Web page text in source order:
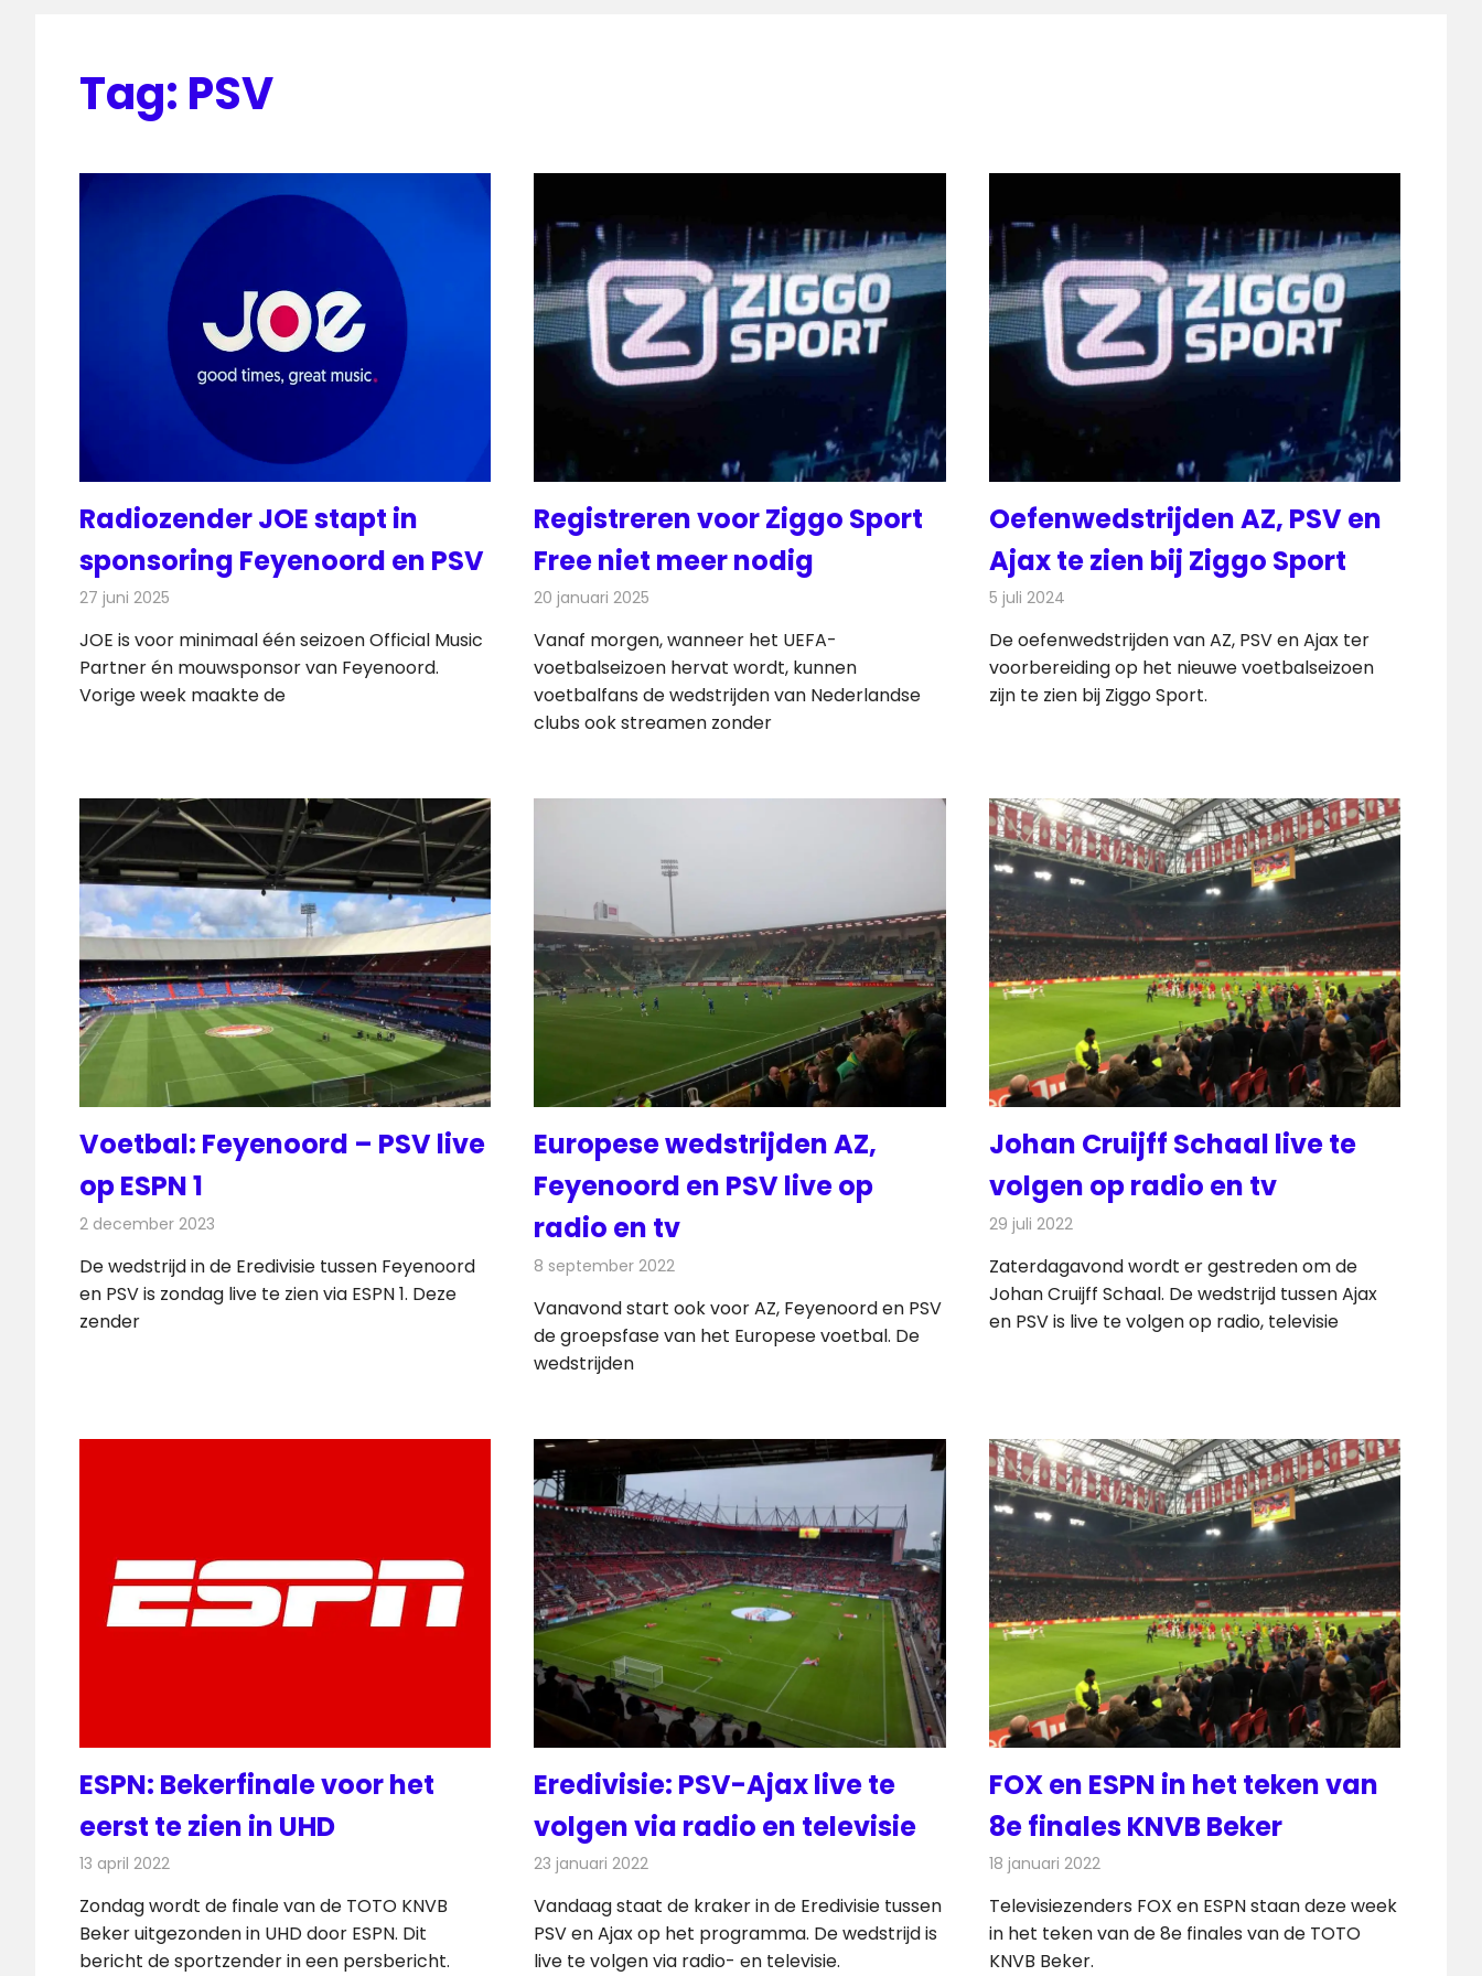
Tag: PSV
Radiozender JOE stapt in
sponsoring Feyenoord en PSV
27 juni 2025
JOE is voor minimaal één seizoen Official Music
Partner én mouwsponsor van Feyenoord.
Vorige week maakte de
Registreren voor Ziggo Sport
Free niet meer nodig
20 januari 2025
Vanaf morgen, wanneer het UEFA-
voetbalseizoen hervat wordt, kunnen
voetbalfans de wedstrijden van Nederlandse
clubs ook streamen zonder
Oefenwedstrijden AZ, PSV en
Ajax te zien bij Ziggo Sport
5 juli 2024
De oefenwedstrijden van AZ, PSV en Ajax ter
voorbereiding op het nieuwe voetbalseizoen
zijn te zien bij Ziggo Sport.
Voetbal: Feyenoord – PSV live
op ESPN 1
2 december 2023
De wedstrijd in de Eredivisie tussen Feyenoord
en PSV is zondag live te zien via ESPN 1. Deze
zender
Europese wedstrijden AZ,
Feyenoord en PSV live op
radio en tv
8 september 2022
Vanavond start ook voor AZ, Feyenoord en PSV
de groepsfase van het Europese voetbal. De
wedstrijden
Johan Cruijff Schaal live te
volgen op radio en tv
29 juli 2022Redactie
Televisienieuws
Zaterdagavond wordt er gestreden om de
Johan Cruijff Schaal. De wedstrijd tussen Ajax
en PSV is live te volgen op radio, televisie
ESPN: Bekerfinale voor het
eerst te zien in UHD
13 april 2022
Zondag wordt de finale van de TOTO KNVB
Beker uitgezonden in UHD door ESPN. Dit
bericht de sportzender in een persbericht.
Eredivisie: PSV-Ajax live te
volgen via radio en televisie
23 januari 2022
Vandaag staat de kraker in de Eredivisie tussen
PSV en Ajax op het programma. De wedstrijd is
live te volgen via radio- en televisie.
FOX en ESPN in het teken van
8e finales KNVB Beker
18 januari 2022Redactie
Televisienieuws
Televisiezenders FOX en ESPN staan deze week
in het teken van de 8e finales van de TOTO
KNVB Beker.